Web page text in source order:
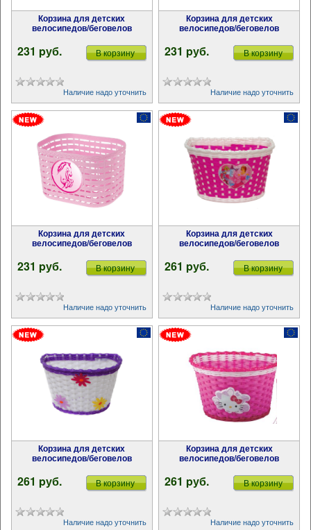
Корзина для детских
велосипедов/беговелов
231 pуб. В корзину
Наличие надо уточнить
Корзина для детских
велосипедов/беговелов
231 pуб. В корзину
Наличие надо уточнить
Корзина для детских
велосипедов/беговелов
231 pуб. В корзину
Наличие надо уточнить
Корзина для детских
велосипедов/беговелов
261 pуб. В корзину
Наличие надо уточнить
Корзина для детских
велосипедов/беговелов
261 pуб. В корзину
Наличие надо уточнить
Корзина для детских
велосипедов/беговелов
261 pуб. В корзину
Наличие надо уточнить